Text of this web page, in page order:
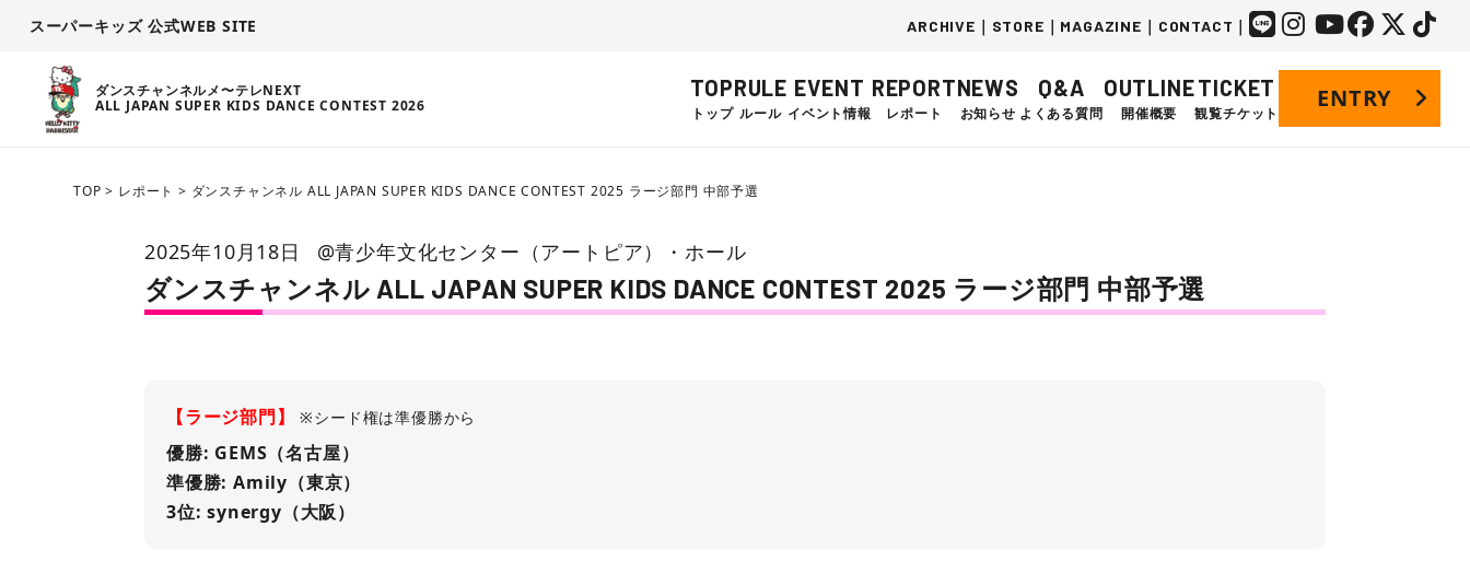
スーパーキッズ 公式WEB SITE ARCHIVE ｜ STORE ｜ MAGAZINE ｜ CONTACT ｜
ダンスチャンネルメ〜テレNEXT
ALL JAPAN SUPER KIDS DANCE CONTEST 2026
TOP
トップ
RULE
ルール
EVENT
イベント情報
REPORT
レポート
NEWS
お知らせ
Q&A
よくある質問
OUTLINE
開催概要
TICKET
観覧チケット
ENTRY
TOP > レポート > ダンスチャンネル ALL JAPAN SUPER KIDS DANCE CONTEST 2025 ラージ部門 中部予選
2025年10月18日 @青少年文化センター（アートピア）・ホール
ダンスチャンネル ALL JAPAN SUPER KIDS DANCE CONTEST 2025 ラージ部門 中部予選
【ラージ部門】 ※シード権は準優勝から
優勝: GEMS（名古屋）
準優勝: Amily（東京）
3位: synergy（大阪）